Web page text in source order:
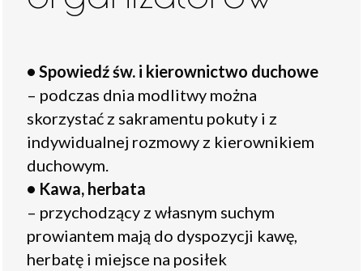
• Spowiedź św. i kierownictwo duchowe
– podczas dnia modlitwy można
skorzystać z sakramentu pokuty i z
indywidualnej rozmowy z kierownikiem
duchowym.
• Kawa, herbata
– przychodzący z własnym suchym
prowiantem mają do dyspozycji kawę,
herbatę i miejsce na posiłek